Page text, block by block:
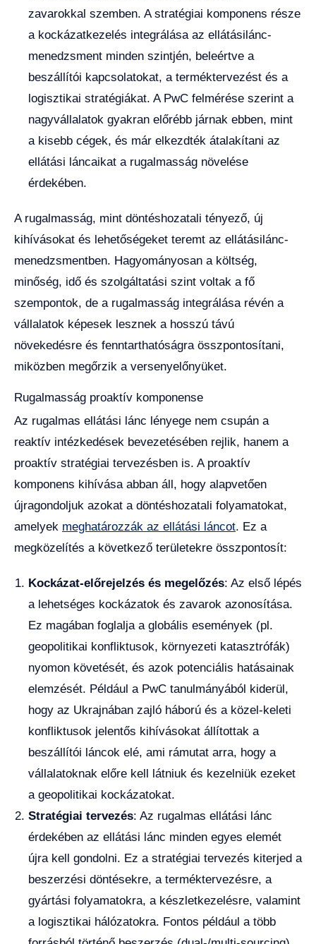
zavarokkal szemben. A stratégiai komponens része
a kockázatkezelés integrálása az ellátásilánc-
menedzsment minden szintjén, beleértve a
beszállítói kapcsolatokat, a terméktervezést és a
logisztikai stratégiákat. A PwC felmérése szerint a
nagyvállalatok gyakran előrébb járnak ebben, mint
a kisebb cégek, és már elkezdték átalakítani az
ellátási láncaikat a rugalmasság növelése
érdekében.
A rugalmasság, mint döntéshozatali tényező, új
kihívásokat és lehetőségeket teremt az ellátásilánc-
menedzsmentben. Hagyományosan a költség,
minőség, idő és szolgáltatási szint voltak a fő
szempontok, de a rugalmasság integrálása révén a
vállalatok képesek lesznek a hosszú távú
növekedésre és fenntarthatóságra összpontosítani,
miközben megőrzik a versenyelőnyüket.
Rugalmasság proaktív komponense
Az rugalmas ellátási lánc lényege nem csupán a
reaktív intézkedések bevezetésében rejlik, hanem a
proaktív stratégiai tervezésben is. A proaktív
komponens kihívása abban áll, hogy alapvetően
újragondoljuk azokat a döntéshozatali folyamatokat,
amelyek meghatározzák az ellátási láncot. Ez a
megközelítés a következő területekre összpontosít:
Kockázat-előrejelzés és megelőzés: Az első lépés
a lehetséges kockázatok és zavarok azonosítása.
Ez magában foglalja a globális események (pl.
geopolitikai konfliktusok, környezeti katasztrófák)
nyomon követését, és azok potenciális hatásainak
elemzését. Például a PwC tanulmányából kiderül,
hogy az Ukrajnában zajló háború és a közel-keleti
konfliktusok jelentős kihívásokat állítottak a
beszállítói láncok elé, ami rámutat arra, hogy a
vállalatoknak előre kell látniuk és kezelniük ezeket
a geopolitikai kockázatokat.
Stratégiai tervezés: Az rugalmas ellátási lánc
érdekében az ellátási lánc minden egyes elemét
újra kell gondolni. Ez a stratégiai tervezés kiterjed a
beszerzési döntésekre, a terméktervezésre, a
gyártási folyamatokra, a készletkezelésre, valamint
a logisztikai hálózatokra. Fontos például a több